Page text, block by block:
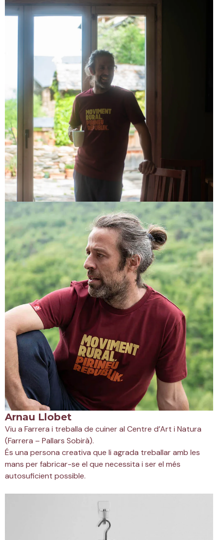
Arnau Llobet
Viu a Farrera i treballa de cuiner al Centre d’Art i Natura
(Farrera – Pallars Sobirà).
És una persona creativa que li agrada treballar amb les
mans per fabricar-se el que necessita i ser el més
autosuficient possible.